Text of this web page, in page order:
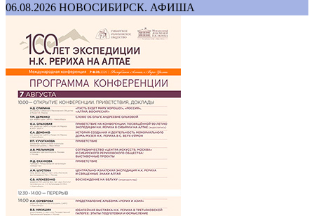
06.08.2026 НОВОСИБИРСК. АФИША